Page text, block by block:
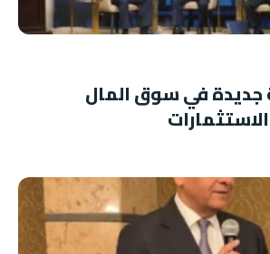
جديدة في سوق المال